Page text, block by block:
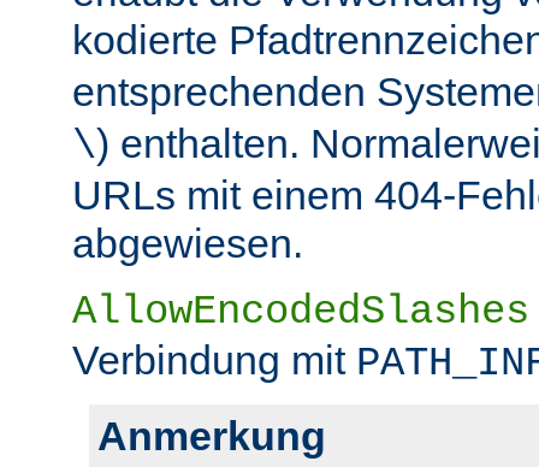
kodierte
entsprechenden
\) enthalten.
URLs mit einem 404-
abgewiesen.
AllowEncodedSlashes
Verbindung mit
Anmerkung